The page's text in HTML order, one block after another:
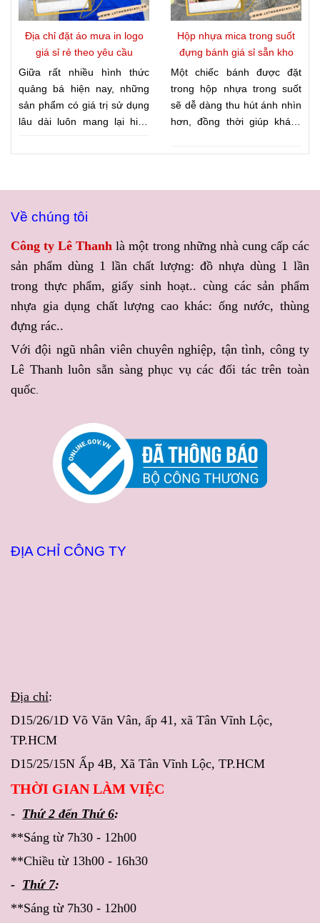
một đối tác uy tín chuyên
cung cấp can nhựa giá sỉ,
can nhựa HDPE, can nhựa
đựng thực phẩm với nhiều
dung tích, Công ty Lê Thanh
là lựa chọn được nhiều đại
lý, doanh nghiệp và cơ sở
GIÁ SỈ RẺ TẬN XƯỞNG
KHI MUA TÚI CHỮ T ĐỰNG
LY TRÀ SỮA, CÀ PHÊ,
vừa sở hữu nguồn bao bì
chất lượng, vừa chủ động tối
ưu chi phí kinh doanh.
Địa chỉ đặt áo mưa in logo
giá sỉ rẻ theo yêu cầu
Giữa rất nhiều hình thức
quảng bá hiện nay, những
sản phẩm có giá trị sử dụng
lâu dài luôn mang lại hiệu
Áo mưa in logo là một trong
cầu sử dụng, vừa giúp
hàng một cách tự nhiên. Để
doanh nghiệp hiện nay ưu
tiên lựa chọn đơn vị cung
ứng uy tín, có khả năng đáp
ứng dịch vụĐẶT ÁO MƯA
IN LOGO GIÁ SỈ RẺ THEO
YÊU CẦU
đồng đều và tiến độ đảm
bảo.
Hộp nhựa mica trong suốt
đựng bánh giá sỉ sẵn kho
Một chiếc bánh được đặt
trong hộp nhựa trong suốt
sẽ dễ dàng thu hút ánh nhìn
hơn, đồng thời giúp khách
sản phẩm mà không cần mở
nhiều cửa hàng chú trọng để
cần tìmHỘP NHỰA MICA
TRONG SUỐT ĐỰNG
BÁNH GIÁ SỈ SẴN KHO,
Công ty Lê Thanh sẽ mang
nguồn hàng luôn sẵn sàng
phục vụ.
Về chúng tôi
Công ty Lê Thanh là một trong những nhà cung cấp các
sản phẩm dùng 1 lần chất lượng: đồ nhựa dùng 1 lần
trong thực phẩm, giấy sinh hoạt.. cùng các sản phẩm
nhựa gia dụng chất lượng cao khác: ống nước, thùng
đựng rác..
Với đội ngũ nhân viên chuyên nghiệp, tận tình, công ty
Lê Thanh luôn sẵn sàng phục vụ các đối tác trên toàn
quốc.
ĐỊA CHỈ CÔNG TY
Địa chỉ:
D15/26/1D Võ Văn Vân, ấp 41, xã Tân Vĩnh Lộc,
TP.HCM
D15/25/15N Ấp 4B, Xã Tân Vĩnh Lộc, TP.HCM
THỜI GIAN LÀM VIỆC
- Thứ 2 đến Thứ 6:
**Sáng từ 7h30 - 12h00
**Chiều từ 13h00 - 16h30
- Thứ 7:
**Sáng từ 7h30 - 12h00